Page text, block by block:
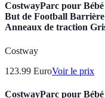
CostwayParc pour
But de Football
Anneaux de traction
Costway
123.99 EuroVoir le prix
CostwayParc pour